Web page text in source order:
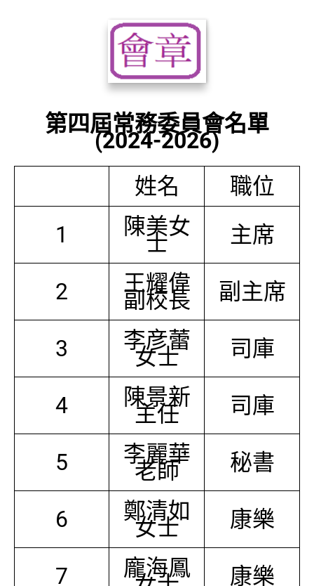
第四屆常務委員會名單
(2024-2026)
姓名
職位
1
陳美女
士 主席
2 王耀偉
副校長 副主席
3 李彦蕾
女士 司庫
4 陳景新
主任 司庫
5 李麗華
老師 秘書
6 鄭清如
女士 康樂
7 龐海鳳 康樂